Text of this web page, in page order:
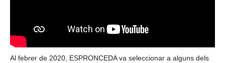
Al febrer de 2020, ESPRONCEDA va seleccionar a alguns dels